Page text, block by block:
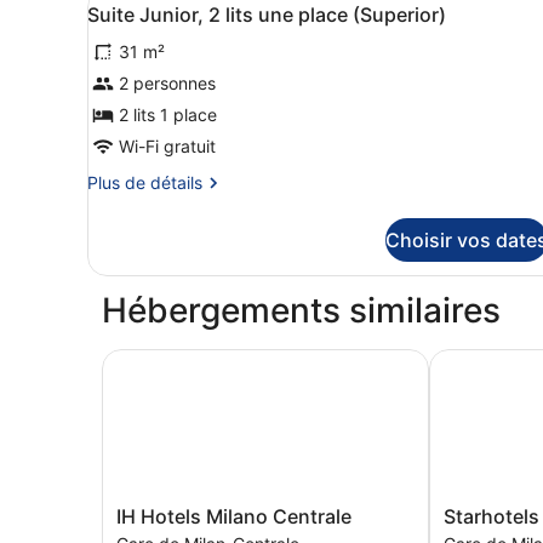
double
et
1
canapé-
lit
(Junior)
de
Suite
Classique,
1
lit
double
1
toutes
les
photos
pour
ce
de
Junior,
une
7
Suite Junior, 2 lits une place (Superior)
31 m²
2 personnes
2 lits 1 place
Wi-Fi gratuit
Plus de détails
Plus
le
Suite
Choisir vos
Hébergements similaires
IH
Hotels
IH Hotels Milano Centrale
IH Hotels Milano Centrale
Starhotels
E.c.ho.
Starhotels